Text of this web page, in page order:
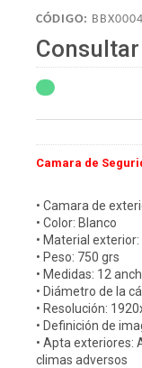
CÓDIGO:
Consultar
Camara de
• Camara de
• Color: Blanco
• Material
• Peso: 750 grs
• Medidas: 12
• Diámetro de la
• Resolución:
• Definición de
• Apta exteriores:
climas adversos